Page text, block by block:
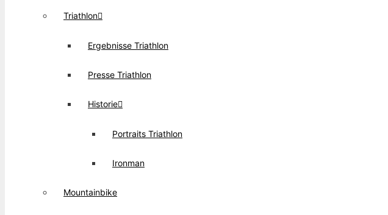
Triathlon
Ergebnisse Triathlon
Presse Triathlon
Historie
Portraits Triathlon
Ironman
Mountainbike